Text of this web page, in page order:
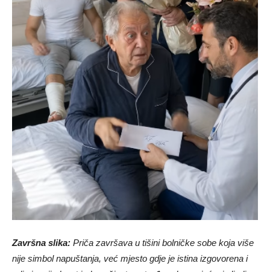
Završna slika: Priča završava u tišini bolničke sobe koja više
nije simbol napuštanja, već mjesto gdje je istina izgovorena i